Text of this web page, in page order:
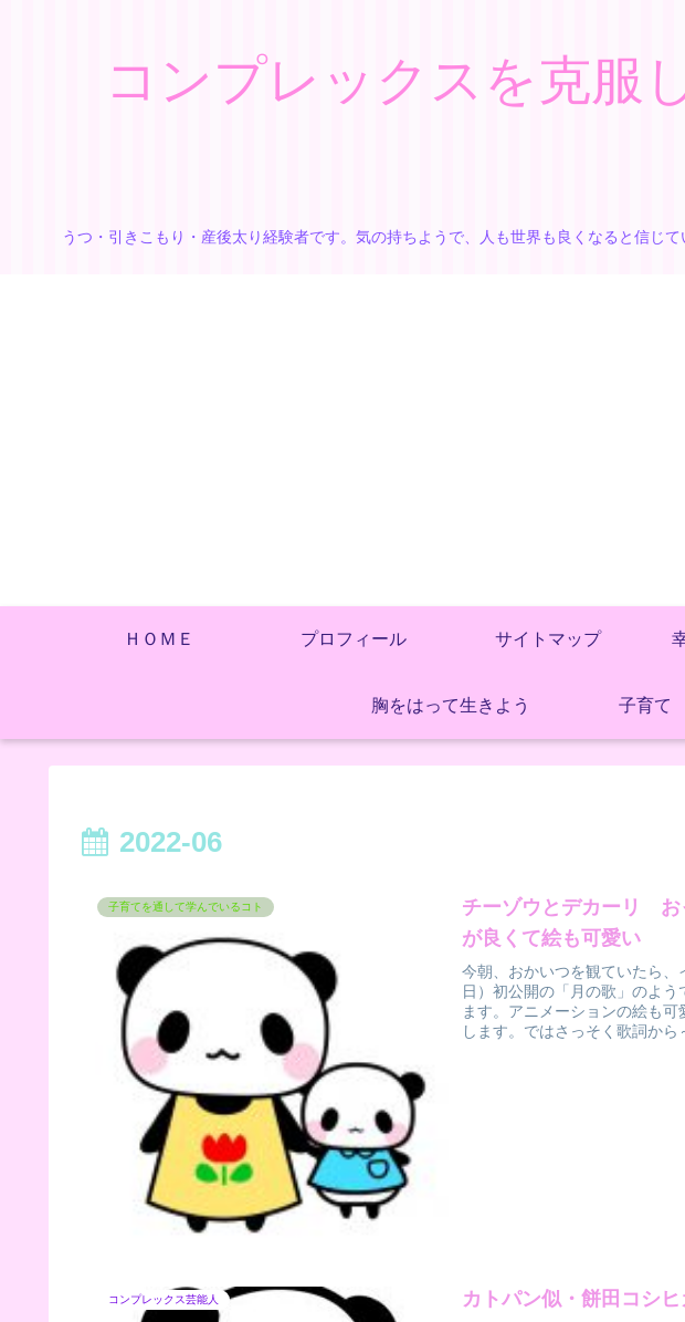
コンプレックスを克服
うつ・引きこもり・産後太り経験者です。気の持ちようで、人も世界も良くなると信じ
ＨＯＭＥ プロフィール サイトマップ
胸をはって生きよう 子育て
2022-06
子育てを通して学んでいるコト
チーゾウとデカーリ
が良くて絵も可愛い
今朝、おかいつを観ていたら、
日）初公開の「月の歌」のよ
ます。アニメーションの絵も
します。ではさっそく歌詞から
コンプレックス芸能人 カトパン似・餅田コシ